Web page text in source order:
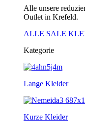
Alle unsere
Outlet in Krefeld.
ALLE SALE
Kategorie
Lange Kleider
Kurze Kleider